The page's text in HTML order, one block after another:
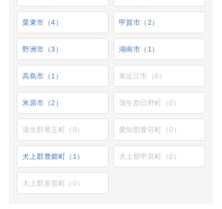
栗東市（4） 甲賀市（2）
野洲市（3） 湖南市（1）
高島市（1） 東近江市（0）
米原市（2） 蒲生郡日野町（0）
蒲生郡竜王町（0） 愛知郡愛荘町（0）
犬上郡豊郷町（1） 犬上郡甲良町（0）
犬上郡多賀町（0）